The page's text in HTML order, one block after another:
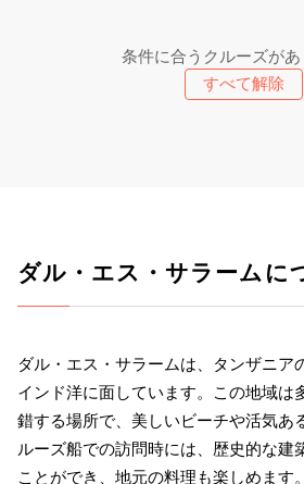
条件に合うクルーズが
すべて解除
ダル・エス・サラームに
ダル・エス・サラームは、タンザニア
インド洋に面しています。この地域は
錯する場所で、美しいビーチや活気あ
ルーズ船での訪問時には、歴史的な建
ことができ、地元の料理も楽しめます